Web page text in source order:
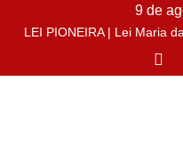
9 de